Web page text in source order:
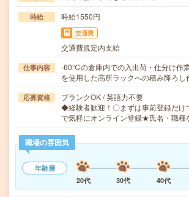
時給 時給1550円
交通費
交通費規定内支給
仕事内容
-60℃の倉庫内での入出荷・仕分け作
を使用した高所ラックへの積み降ろ
応募資格
ブランクOK / 英語力不要
◆経験者歓迎！〇まずは事前登録だけ
で気軽にオンライン登録★氏名・職
職場の雰囲気
年齢層
20代
30代 40代